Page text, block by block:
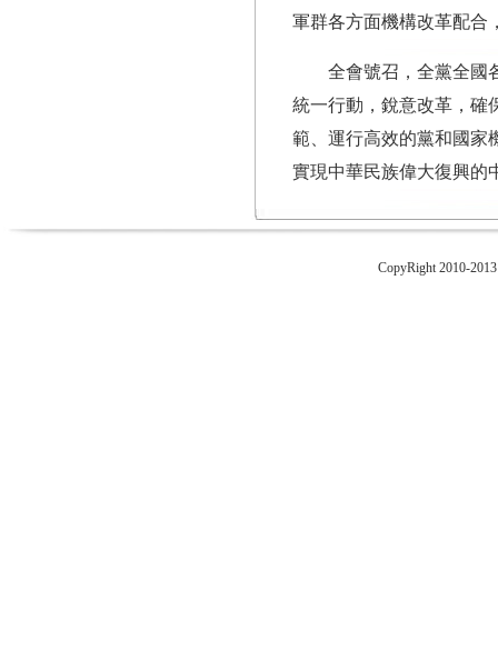
軍群各方面機構改革配合
全會號召，全黨全國
統一行動，銳意改革，確
範、運行高效的黨和國家
實現中華民族偉大復興的
CopyRight 2010-